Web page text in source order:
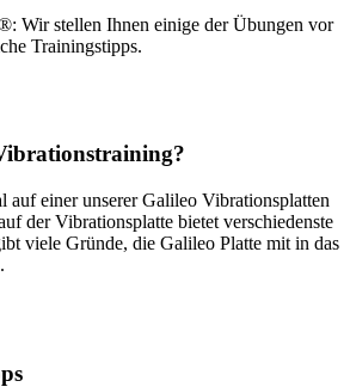
Wir stellen Ihnen einige der Übungen vor
Trainingstipps.
auf einer unserer Galileo Vibrationsplatten
der Vibrationsplatte bietet verschiedenste
viele Gründe, die Galileo Platte mit in das